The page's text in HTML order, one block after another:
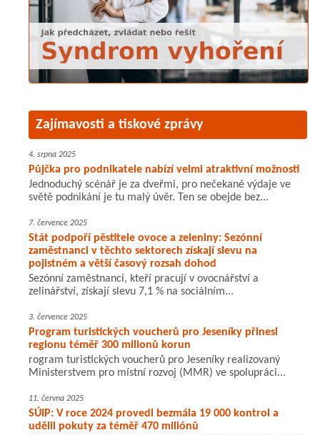
Zajímavosti a tiskové zprávy
4. srpna 2025
Půjčka pro podnikatele nabízí velmi atraktivní možnosti
Jednoduchý scénář je za dveřmi, pro nečekané výdaje ve
světě podnikání je tu malý úvěr. Ten se obejde bez...
7. července 2025
Stát podpoří pěstitele ovoce a zeleniny: Sezónní
zaměstnanci v těchto sektorech získají slevu na
pojistném a větší časový rozsah dohod
Sezónní zaměstnanci, kteří pracují v ovocnářství a
zelinářství, získají slevu 7,1 % na sociálním...
3. července 2025
Program turistických voucherů pro Jeseníky přinesl
regionu téměř 300 milionů korun
rogram turistických voucherů pro Jeseníky realizovaný
Ministerstvem pro místní rozvoj (MMR) ve spolupráci...
11. června 2025
SÚIP: V roce 2024 provedl bezmála 19 000 kontrol a
udělil pokuty za téměř 470 miliónů